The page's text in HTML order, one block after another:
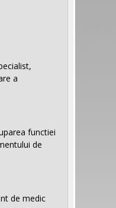
a
functiei
de
de medic